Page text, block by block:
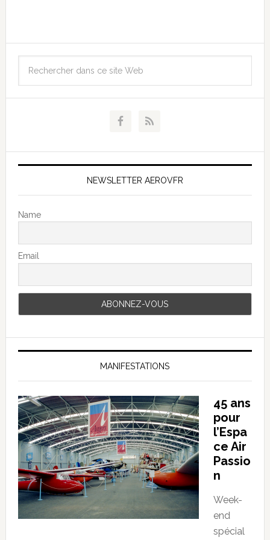
NEWSLETTER AEROVFR
Name
Email
MANIFESTATIONS
45 ans
pour
l’Espa
ce Air
Passio
n
Week-
end
spécial